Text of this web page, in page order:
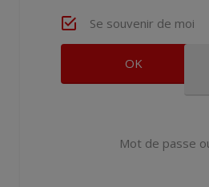
Se souvenir de moi
Mot de passe